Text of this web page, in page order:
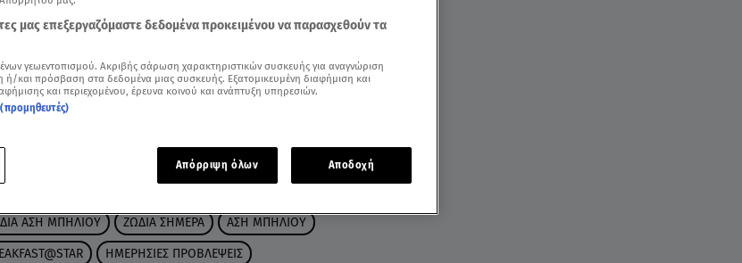
ΑΣΗ ΜΠΗΛΙΟΥ ΖΩΔΙΑ ΣΗΜΕΡΑ ΑΣΗ ΜΠΗΛΙΟΥ
ΗΜΕΡΗΣΙΕΣ ΠΡΟΒΛΕΨΕΙΣ
μας επεξεργαζόμαστε δεδομένα προκειμένου να παρασχεθούν τα
γεωεντοπισμού. Ακριβής σάρωση χαρακτηριστικών συσκευής για αναγνώριση
και πρόσβαση στα δεδομένα μιας συσκευής. Εξατομικευμένη διαφήμιση και
και περιεχομένου, έρευνα κοινού και ανάπτυξη υπηρεσιών.
Απόρριψη όλων Αποδοχή